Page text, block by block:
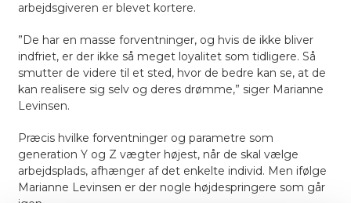
arbejdsgiveren er blevet kortere.
”De har en masse forventninger, og hvis de ikke bliver
indfriet, er der ikke så meget loyalitet som tidligere. Så
smutter de videre til et sted, hvor de bedre kan se, at de
kan realisere sig selv og deres drømme,” siger Marianne
Levinsen.
Præcis hvilke forventninger og parametre som
generation Y og Z vægter højest, når de skal vælge
arbejdsplads, afhænger af det enkelte individ. Men ifølge
Marianne Levinsen er der nogle højdespringere som går